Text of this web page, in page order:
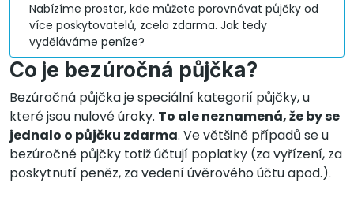
Nabízíme prostor, kde můžete porovnávat půjčky od
více poskytovatelů, zcela zdarma. Jak tedy
vyděláváme peníze?
Co je bezúročná půjčka?
Bezúročná půjčka je speciální kategorií půjčky, u
které jsou nulové úroky. To ale neznamená, že by se
jednalo o půjčku zdarma. Ve většině případů se u
bezúročné půjčky totiž účtují poplatky (za vyřízení, za
poskytnutí peněz, za vedení úvěrového účtu apod.).